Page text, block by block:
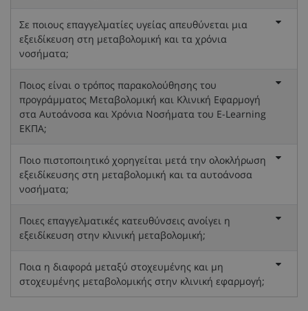
Σε ποιους επαγγελματίες υγείας απευθύνεται μια
εξειδίκευση στη μεταβολομική και τα χρόνια
νοσήματα;
Ποιος είναι ο τρόπος παρακολούθησης του
προγράμματος Μεταβολομική και Κλινική Εφαρμογή
στα Αυτοάνοσα και Χρόνια Νοσήματα του E-Learning
ΕΚΠΑ;
Ποιο πιστοποιητικό χορηγείται μετά την ολοκλήρωση
εξειδίκευσης στη μεταβολομική και τα αυτοάνοσα
νοσήματα;
Ποιες επαγγελματικές κατευθύνσεις ανοίγει η
εξειδίκευση στην κλινική μεταβολομική;
Ποια η διαφορά μεταξύ στοχευμένης και μη
στοχευμένης μεταβολομικής στην κλινική εφαρμογή;